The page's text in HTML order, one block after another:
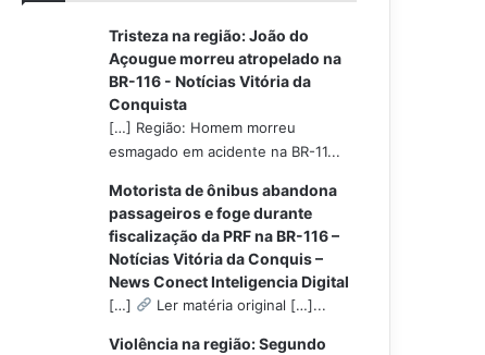
Tristeza na região: João do
Açougue morreu atropelado na
BR-116 - Notícias Vitória da
Conquista
[…] Região: Homem morreu
esmagado em acidente na BR-11...
Motorista de ônibus abandona
passageiros e foge durante
fiscalização da PRF na BR-116 –
Notícias Vitória da Conquis –
News Conect Inteligencia Digital
[…] Ler matéria original […]...
Violência na região: Segundo